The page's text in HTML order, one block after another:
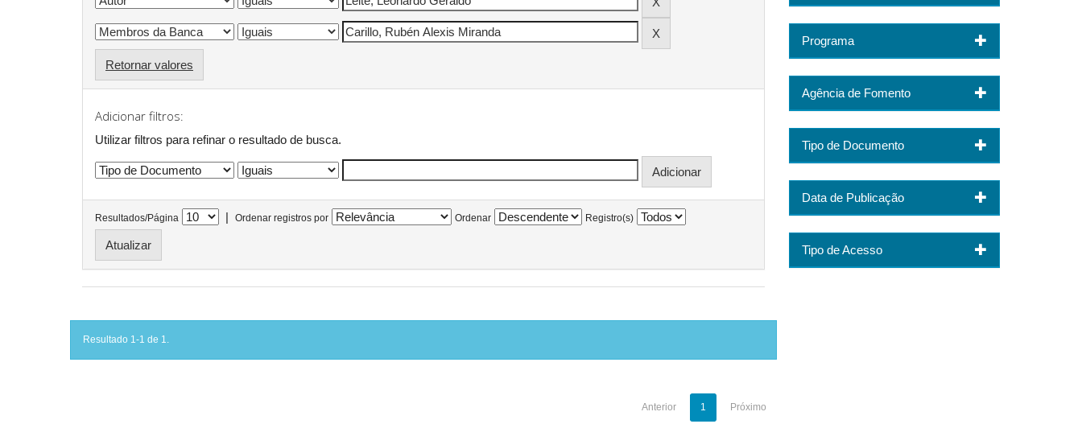
Retornar valores
Adicionar filtros:
Utilizar filtros para refinar o resultado de busca.
Resultados/Página | Ordenar registros por Ordenar Registro(s)
Resultado 1-1 de 1.
Anterior 1 Próximo
Programa
Agência de Fomento
Tipo de Documento
Data de Publicação
Tipo de Acesso